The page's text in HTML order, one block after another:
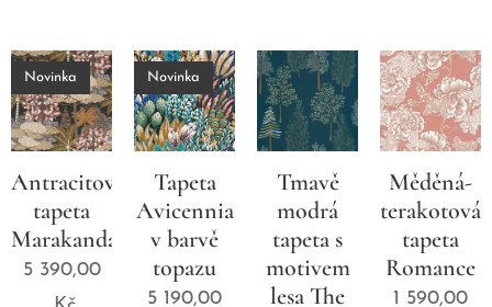
Antracitová
tapeta
Marakanda
Novinka
5 390,00
Tapeta
Avicennia
v barvě
topazu
Novinka
5 190,00
Tmavě
modrá
tapeta s
motivem
lesa The
Měděná-
terakotová
tapeta
Romance
1 590,00